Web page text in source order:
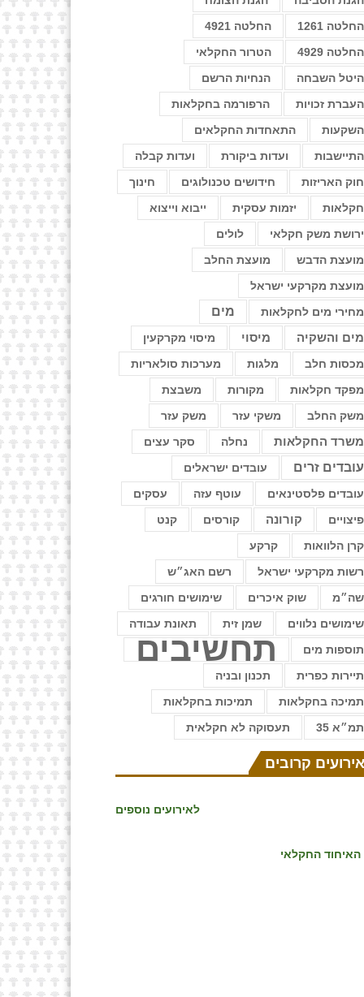
החלטה 1261
החלטה 4921
החלטה 4929
הטרור החקלאי
היטל השבחה
הנחיות הרשם
העברת זכויות
הרפורמה בחקלאות
השקעות
התאחדות החקלאים
התיישבות
ועדות ביקורת
ועדות קבלה
חוק האריזות
חידושים טכנולוגים
חינוך
חקלאות
יזמות עסקית
ייבוא וייצוא
ירושת משק חקלאי
לולים
מועצת הדבש
מועצת החלב
מועצת מקרקעי ישראל
מחירי מים לחקלאות
מים
מים והשקיה מיסוי
מיסוי מקרקעין
מכסות חלב
מלגות
מערכות סולאריות
מפקד חקלאות
מקורות
משבצת
משק החלב
משקי עזר משק עזר
משרד החקלאות נחלה סקר עצים
עובדים זרים
עובדים ישראלים
עובדים פלסטינאים
עוטף עזה
עסקים
פיצויים
קורונה קורסים
קנט
קרן הלוואות
קרקע
רשות מקרקעי ישראל
רשם האג״ש
שה״מ
שוק איכרים
שימושים חורגים
שימושים נלווים
שמן זית
תאונת עבודה
תוספות מים
תחשיבים
תיירות כפרית
תכנון ובניה
תמיכה בחקלאות
תמיכות בחקלאות
תמ״א 35
תעסוקה לא חקלאית
קרובים
לאירועים נוספים
‏האיחוד החקלאי‏